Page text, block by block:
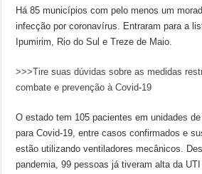
Há 85 municípios com pelo menos um
infecção por coronavírus. Entraram para a
Ipumirim, Rio do Sul e Treze de Maio.
>>>Tire suas dúvidas sobre as medidas
combate e prevenção à Covid-19
O estado tem 105 pacientes em unidades
para Covid-19, entre casos confirmados e
estão utilizando ventiladores mecânicos.
pandemia, 99 pessoas já tiveram alta da